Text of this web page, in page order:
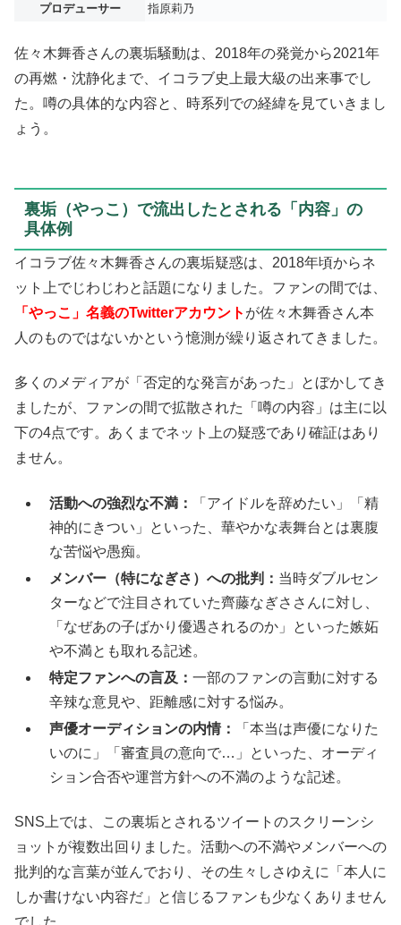
プロデューサー
指原莉乃
佐々木舞香さんの裏垢騒動は、2018年の発覚から2021年
の再燃・沈静化まで、イコラブ史上最大級の出来事でし
た。噂の具体的な内容と、時系列での経緯を見ていきまし
ょう。
裏垢（やっこ）で流出したとされる「内容」の
具体例
イコラブ佐々木舞香さんの裏垢疑惑は、2018年頃からネ
ット上でじわじわと話題になりました。ファンの間では、
「やっこ」名義のTwitterアカウント が佐々木舞香さん本
人のものではないかという憶測が繰り返されてきました。
多くのメディアが「否定的な発言があった」とぼかしてき
ましたが、ファンの間で拡散された「噂の内容」は主に以
下の4点です。あくまでネット上の疑惑であり確証はあり
ません。
活動への強烈な不満：
「アイドルを辞めたい」「精
神的にきつい」といった、華やかな表舞台とは裏腹
な苦悩や愚痴。
メンバー（特になぎさ）への批判： 当時ダブルセン
ターなどで注目されていた齊藤なぎささんに対し、
「なぜあの子ばかり優遇されるのか」といった嫉妬
や不満とも取れる記述。
特定ファンへの言及：一部のファンの言動に対する
辛辣な意見や、距離感に対する悩み。
声優オーディションの内情：
「本当は声優になりた
いのに」「審査員の意向で…」といった、オーディ
ション合否や運営方針への不満のような記述。
SNS上では、この裏垢とされるツイートのスクリーンシ
ョットが複数出回りました。活動への不満やメンバーへの
批判的な言葉が並んでおり、その生々しさゆえに「本人に
しか書けない内容だ」と信じるファンも少なくありません
でした。